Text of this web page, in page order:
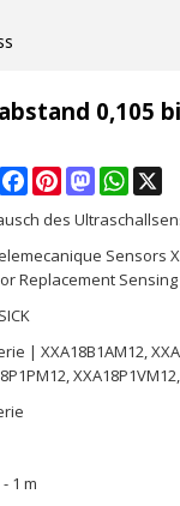
0,105
ShareFacebookPinterestMastodon
des
Sensors
Replacement
| XXA18B1AM12,
1 m